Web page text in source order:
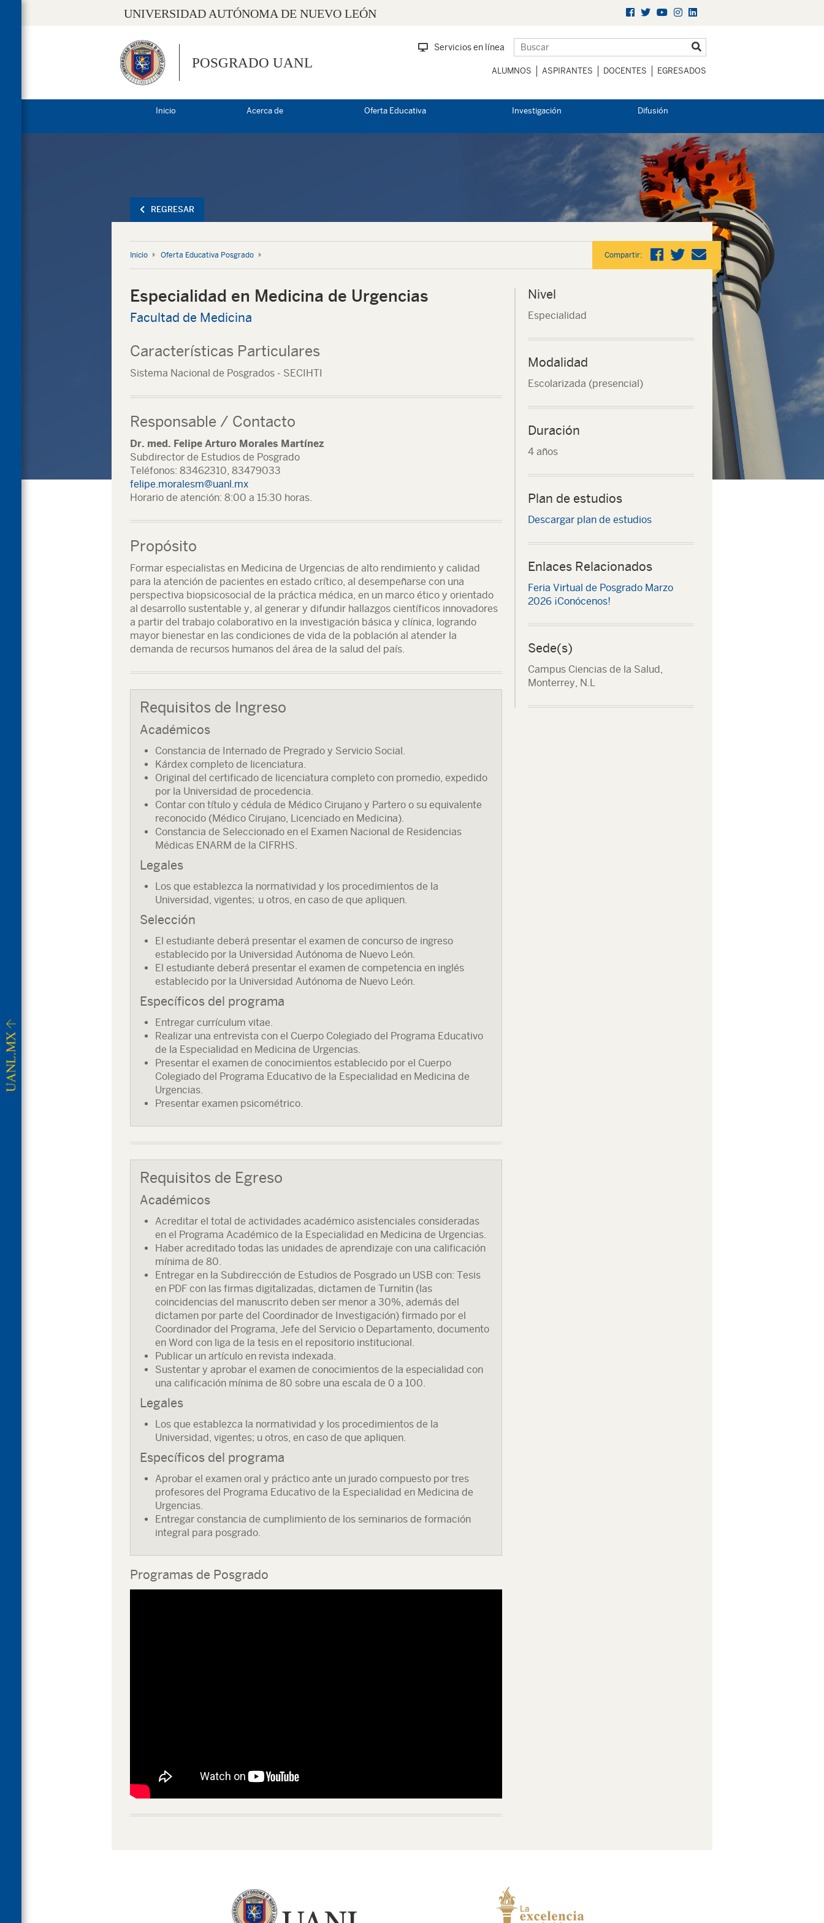
UNIVERSIDAD AUTÓNOMA DE NUEVO LEÓN
POSGRADO UANL
Servicios en línea
ALUMNOS ASPIRANTES DOCENTES EGRESADOS
Inicio Acerca de Oferta Educativa Investigación Difusión
REGRESAR
Inicio Oferta Educativa Posgrado Compartir:
Especialidad en Medicina de Urgencias
Facultad de Medicina
Características Particulares
Sistema Nacional de Posgrados - SECIHTI
Responsable / Contacto
Dr. med. Felipe Arturo Morales Martínez
Subdirector de Estudios de Posgrado
Teléfonos: 83462310, 83479033
felipe.moralesm@uanl.mx
Horario de atención: 8:00 a 15:30 horas.
Propósito
Formar especialistas en Medicina de Urgencias de alto rendimiento y calidad
para la atención de pacientes en estado crítico, al desempeñarse con una
perspectiva biopsicosocial de la práctica médica, en un marco ético y orientado
al desarrollo sustentable y, al generar y difundir hallazgos científicos innovadores
a partir del trabajo colaborativo en la investigación básica y clínica, logrando
mayor bienestar en las condiciones de vida de la población al atender la
demanda de recursos humanos del área de la salud del país.
Requisitos de Ingreso
Académicos
Constancia de Internado de Pregrado y Servicio Social.
Kárdex completo de licenciatura.
Original del certificado de licenciatura completo con promedio, expedido
por la Universidad de procedencia.
Contar con título y cédula de Médico Cirujano y Partero o su equivalente
reconocido (Médico Cirujano, Licenciado en Medicina).
Constancia de Seleccionado en el Examen Nacional de Residencias
Médicas ENARM de la CIFRHS.
Legales
Los que establezca la normatividad y los procedimientos de la
Universidad, vigentes; u otros, en caso de que apliquen.
Selección
El estudiante deberá presentar el examen de concurso de ingreso
establecido por la Universidad Autónoma de Nuevo León.
El estudiante deberá presentar el examen de competencia en inglés
establecido por la Universidad Autónoma de Nuevo León.
Específicos del programa
Entregar currículum vitae.
Realizar una entrevista con el Cuerpo Colegiado del Programa Educativo
de la Especialidad en Medicina de Urgencias.
Presentar el examen de conocimientos establecido por el Cuerpo
Colegiado del Programa Educativo de la Especialidad en Medicina de
Urgencias.
Presentar examen psicométrico.
Requisitos de Egreso
Académicos
Acreditar el total de actividades académico asistenciales consideradas
en el Programa Académico de la Especialidad en Medicina de Urgencias.
Haber acreditado todas las unidades de aprendizaje con una calificación
mínima de 80.
Entregar en la Subdirección de Estudios de Posgrado un USB con: Tesis
en PDF con las firmas digitalizadas, dictamen de Turnitin (las
coincidencias del manuscrito deben ser menor a 30%, además del
dictamen por parte del Coordinador de Investigación) firmado por el
Coordinador del Programa, Jefe del Servicio o Departamento, documento
en Word con liga de la tesis en el repositorio institucional.
Publicar un artículo en revista indexada.
Sustentar y aprobar el examen de conocimientos de la especialidad con
una calificación mínima de 80 sobre una escala de 0 a 100.
Legales
Los que establezca la normatividad y los procedimientos de la
Universidad, vigentes; u otros, en caso de que apliquen.
Específicos del programa
Aprobar el examen oral y práctico ante un jurado compuesto por tres
profesores del Programa Educativo de la Especialidad en Medicina de
Urgencias.
Entregar constancia de cumplimiento de los seminarios de formación
integral para posgrado.
Programas de Posgrado
Nivel
Especialidad
Modalidad
Escolarizada (presencial)
Duración
4 años
Plan de estudios
Descargar plan de estudios
Enlaces Relacionados
Feria Virtual de Posgrado Marzo
2026 ¡Conócenos!
Sede(s)
Campus Ciencias de la Salud,
Monterrey, N.L